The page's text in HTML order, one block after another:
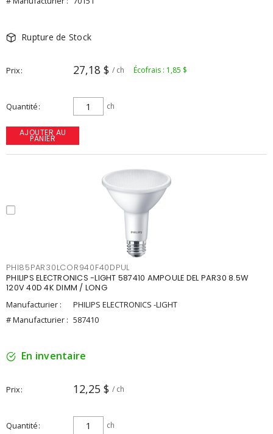
Rupture de Stock
Prix 27,18 $ / ch Écofrais : 1,85 $
Quantité ch
AJOUTER AU
PANIER
PHI85PAR30LCOR940F40DPUL
PHILIPS ELECTRONICS -LIGHT 587410 AMPOULE DEL PAR30 8.5W
120V 40D 4K DIMM / LONG
Manufacturier :
PHILIPS ELECTRONICS -LIGHT
# Manufacturier : 587410
En inventaire
Prix 12,25 $ / ch
Quantité ch